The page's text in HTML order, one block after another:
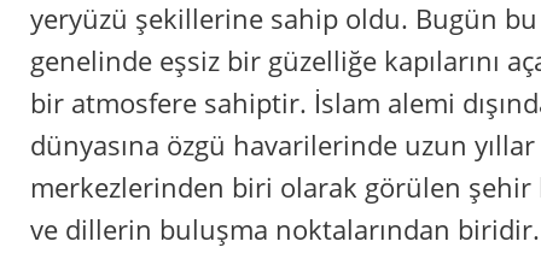
yeryüzü şekillerine sahip oldu. Bugün
genelinde eşsiz bir güzelliğe kapılarını
bir atmosfere sahiptir. İslam alemi
dünyasına özgü havarilerinde uzun
merkezlerinden biri olarak görülen
ve dillerin buluşma noktalarından biridir.